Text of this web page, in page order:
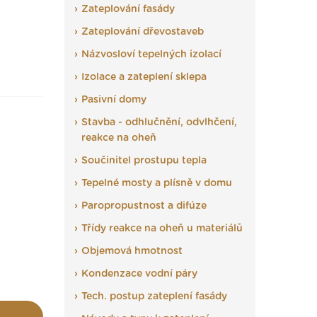
Zateplování fasády
Zateplování dřevostaveb
Názvosloví tepelných izolací
Izolace a zateplení sklepa
Pasivní domy
Stavba - odhlučnění, odvlhčení,
reakce na oheň
Součinitel prostupu tepla
Tepelné mosty a plísně v domu
Paropropustnost a difúze
Třídy reakce na oheň u materiálů
Objemová hmotnost
Kondenzace vodní páry
Tech. postup zateplení fasády